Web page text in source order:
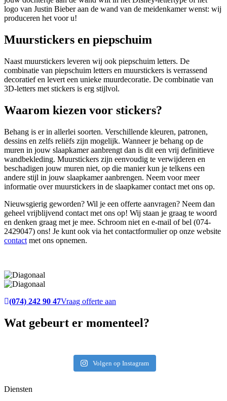
logo van Justin Bieber aan de wand van de meidenkamer wenst: wij
produceren het voor u!
Muurstickers en piepschuim
Naast muurstickers leveren wij ook piepschuim letters. De
combinatie van piepschuim letters en muurstickers is verrassend
decoratief en levert een unieke muurdecoratie. De combinatie van
3D-letters met stickers is erg stijlvol.
Waarom kiezen voor stickers?
Behang is er in allerlei soorten. Verschillende kleuren, patronen,
dessins en zelfs reliëfs zijn mogelijk. Wanneer je behang op de
muren in jouw slaapkamer aanbrengt dan is dit een vrij definitieve
wandbekleding. Muurstickers zijn eenvoudig te verwijderen en
beschadigen jouw muren niet, op die manier kun je telkens een
andere stijl in jouw slaapkamer aanbrengen. Neem voor meer
informatie over muurstickers in de slaapkamer contact met ons op.
Nieuwsgierig geworden? Wil je een offerte aanvragen? Neem dan
geheel vrijblijvend contact met ons op! Wij staan je graag te woord
en denken graag met je mee. Schroom niet en e-mail of bel (074-
2429047) ons! Je kunt ook via het contactformulier op onze website
contact met ons opnemen.
(074) 242 90 47Vraag offerte aan
Wat gebeurt er momenteel?
Volgen op Instagram
Diensten